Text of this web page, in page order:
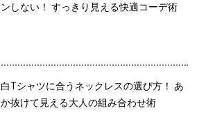
ンしない！ すっきり見える快適コーデ術
白Tシャツに合うネックレスの選び方！ あ
か抜けて見える大人の組み合わせ術